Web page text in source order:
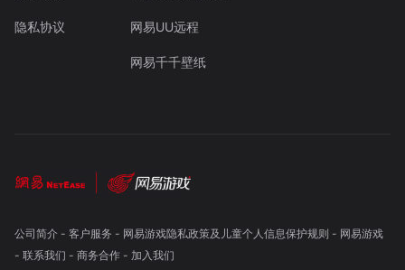
隐私协议 网易UU远程
网易千千壁纸
公司简介- 客户服务 - 网易游戏隐私政策及儿童个人信息保护规则 - 网易游戏
- 联系我们 - 商务合作- 加入我们